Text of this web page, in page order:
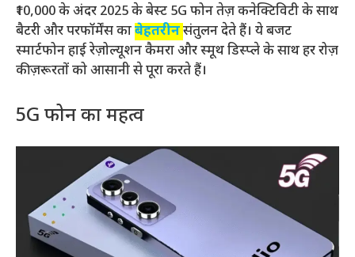
₹10,000 के अंदर 2025 के बेस्ट 5G फोन तेज़ कनेक्टिविटी के साथ
बैटरी और परफॉर्मेंस काबेहतरीनसंतुलन देते हैं। ये बजट
स्मार्टफोन हाई रेज़ोल्यूशन कैमरा और स्मूथ डिस्प्ले के साथ हर रोज़
की ज़रूरतों को आसानी से पूरा करते हैं।
5G फोन का महत्व